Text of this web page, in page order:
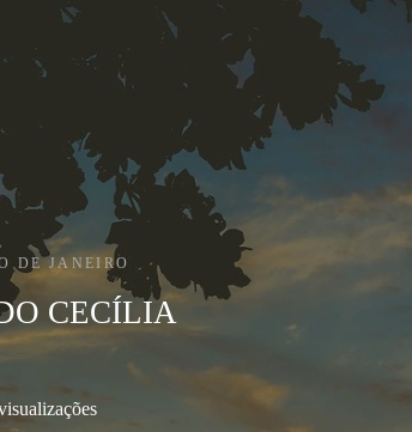
DE JANEIRO
CECÍLIA